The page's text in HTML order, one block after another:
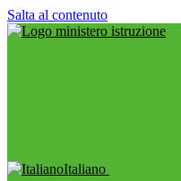
Salta al contenuto
Italiano